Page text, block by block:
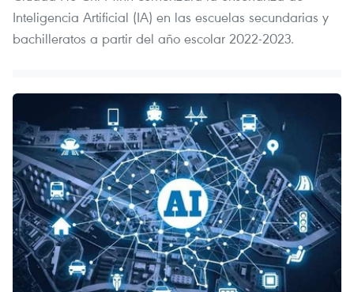
Inteligencia Artificial (IA) en las escuelas secundarias y
bachilleratos a partir del año escolar 2022-2023.